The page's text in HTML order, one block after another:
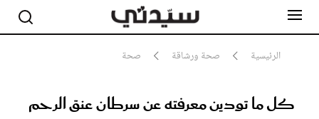
الرئيسية صحة ورشاقة صحة
كل ما تودين معرفته عن سرطان عنق الرحم
مشاهير